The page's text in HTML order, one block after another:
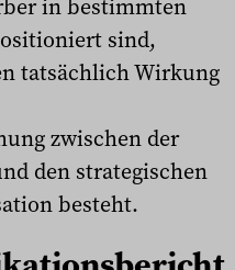
in bestimmten
sind,
tatsächlich Wirkung
zwischen der
den strategischen
besteht.